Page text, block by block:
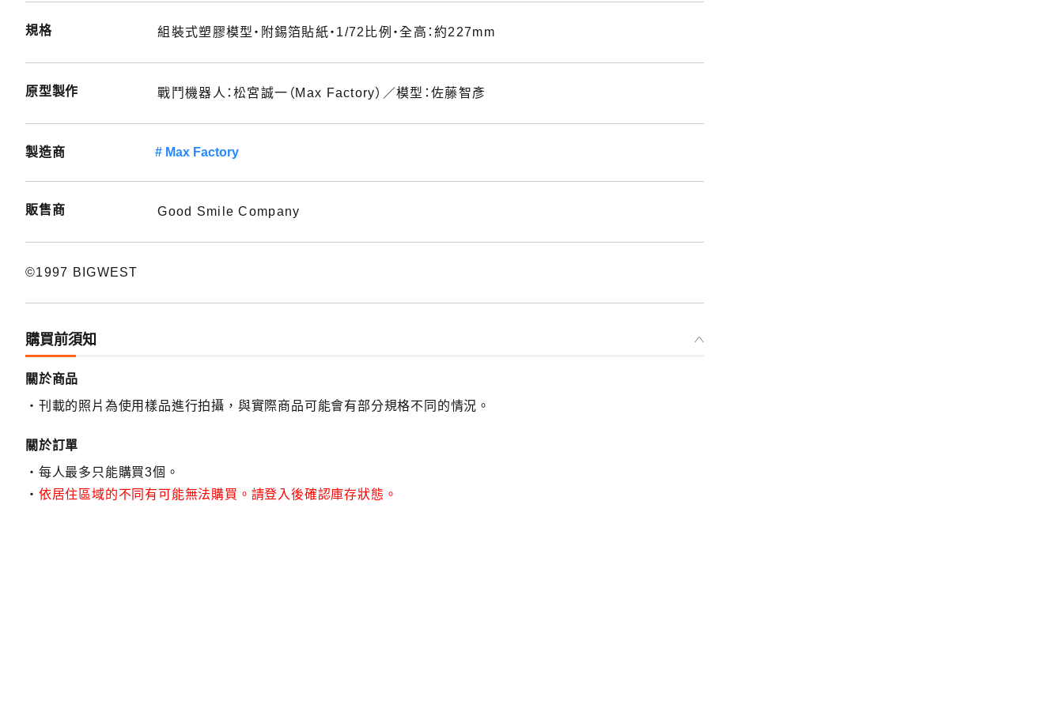
規格 組裝式塑膠模型・附錫箔貼紙・1/72比例・全高：約227mm
原型製作 戰鬥機器人：松宮誠一（Max Factory）／模型：佐藤智彥
製造商 Max Factory
販售商 Good Smile Company
©1997 BIGWEST
購買前須知
關於商品
刊載的照片為使用樣品進行拍攝，與實際商品可能會有部分規格不同的情況。
關於訂單
每人最多只能購買3個。
依居住區域的不同有可能無法購買。請登入後確認庫存狀態。